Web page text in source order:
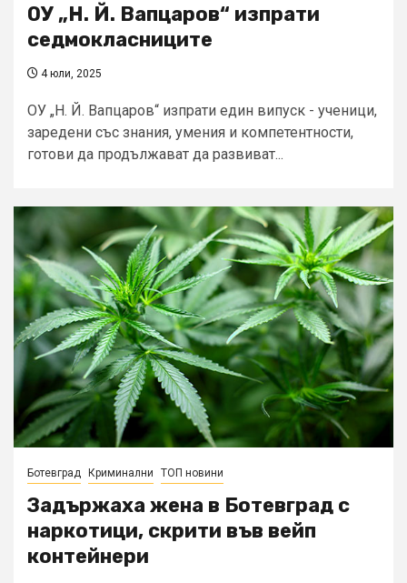
ОУ „Н. Й. Вапцаров“ изпрати
седмокласниците
4 юли, 2025
ОУ „Н. Й. Вапцаров“ изпрати един випуск - ученици,
заредени със знания, умения и компетентности,
готови да продължават да развиват...
Ботевград Криминални ТОП новини
Задържаха жена в Ботевград с
наркотици, скрити във вейп
контейнери